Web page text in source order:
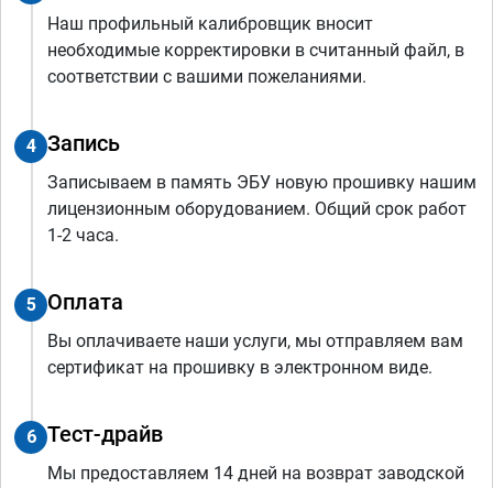
Наш профильный калибровщик вносит
необходимые корректировки в считанный файл, в
соответствии с вашими пожеланиями.
4 Запись
Записываем в память ЭБУ новую прошивку нашим
лицензионным оборудованием. Общий срок работ
1-2 часа.
5 Оплата
Вы оплачиваете наши услуги, мы отправляем вам
сертификат на прошивку в электронном виде.
6 Тест-драйв
Мы предоставляем 14 дней на возврат заводской